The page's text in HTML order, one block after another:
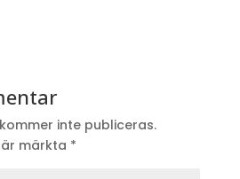
inte publiceras.
märkta *